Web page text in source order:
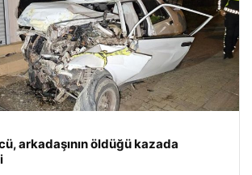
arkadaşının öldüğü kazada